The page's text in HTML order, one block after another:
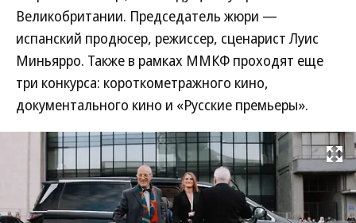
Великобритании. Председатель жюри —
испанский продюсер, режиссер, сценарист Луис
Миньярро. Также в рамках ММКФ проходят еще
три конкурса: короткометражного кино,
документального кино и «Русские премьеры».
Развернуть